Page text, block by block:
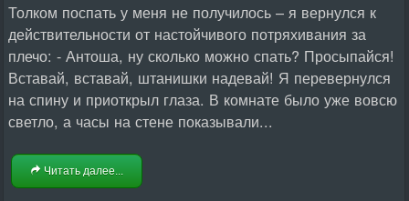
Толком поспать у меня не получилось – я вернулся к
действительности от настойчивого потряхивания за
плечо: - Антоша, ну сколько можно спать? Просыпайся!
Вставай, вставай, штанишки надевай! Я перевернулся
на спину и приоткрыл глаза. В комнате было уже вовсю
светло, а часы на стене показывали...
Читать далее...